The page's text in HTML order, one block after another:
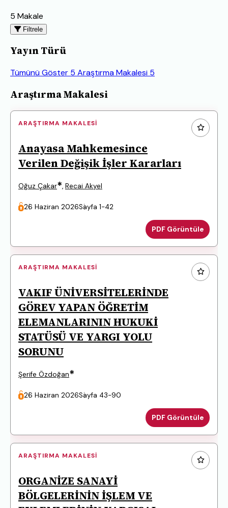
5 Makale
Filtrele
Yayın Türü
Tümünü Göster 5 Araştırma Makalesi 5
Makaleler
Araştırma Makalesi
ARAŞTIRMA MAKALESI
Anayasa Mahkemesince
Verilen Değişik İşler Kararları
Oğuz Çakar*, Recai Akyel
26 Haziran 2026Sayfa 1-42
PDF Görüntüle
ARAŞTIRMA MAKALESI
VAKIF ÜNİVERSİTELERİNDE
GÖREV YAPAN ÖĞRETİM
ELEMANLARININ HUKUKİ
STATÜSÜ VE YARGI YOLU
SORUNU
Şerife Özdoğan*
26 Haziran 2026Sayfa 43-90
PDF Görüntüle
ARAŞTIRMA MAKALESI
ORGANİZE SANAYİ
BÖLGELERİNİN İŞLEM VE